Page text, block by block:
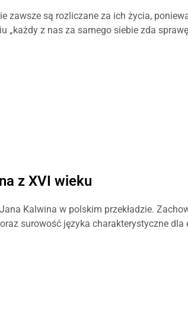
zawsze są rozliczane za ich życia,
„każdy z nas za samego siebie zda
z XVI wieku
Kalwina w polskim przekładzie.
surowość języka charakterystyczne dla